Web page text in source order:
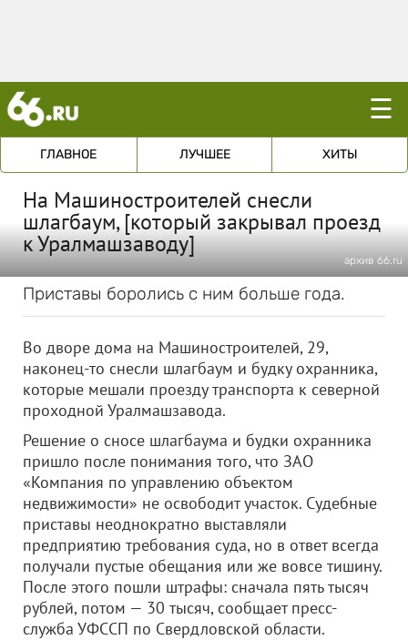
☰
ГЛАВНОЕ ЛУЧШЕЕ ХИТЫ
На Машиностроителей снесли
шлагбаум, [который закрывал проезд
к Уралмашзаводу]
архив 66.ru
Приставы боролись с ним больше года.
Во дворе дома на Машиностроителей, 29,
наконец-то снесли шлагбаум и будку охранника,
которые мешали проезду транспорта к северной
проходной Уралмашзавода.
Решение о сносе шлагбаума и будки охранника
пришло после понимания того, что ЗАО
«Компания по управлению объектом
недвижимости» не освободит участок. Судебные
приставы неоднократно выставляли
предприятию требования суда, но в ответ всегда
получали пустые обещания или же вовсе тишину.
После этого пошли штрафы: сначала пять тысяч
рублей, потом — 30 тысяч, сообщает пресс-
служба УФССП по Свердловской области.